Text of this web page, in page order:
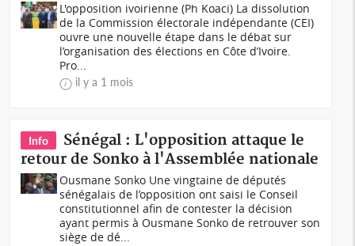
L'opposition ivoirienne (Ph Koaci) La dissolution
de la Commission électorale indépendante (CEI)
ouvre une nouvelle étape dans le débat sur
l’organisation des élections en Côte d’Ivoire.
Pro...
il y a 1 mois
Info
Sénégal : L'opposition attaque le
retour de Sonko à l'Assemblée nationale
Ousmane Sonko Une vingtaine de députés
sénégalais de l’opposition ont saisi le Conseil
constitutionnel afin de contester la décision
ayant permis à Ousmane Sonko de retrouver son
siège de dé...